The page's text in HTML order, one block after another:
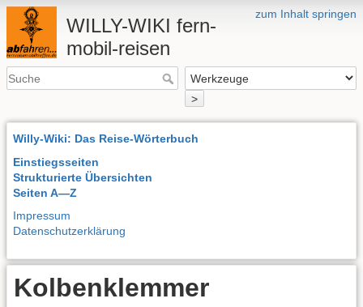
zum Inhalt springen
WILLY-WIKI fern-
mobil-reisen
>
Willy-Wiki: Das Reise-Wörterbuch
Einstiegsseiten
Strukturierte Übersichten
Seiten A—Z
Impressum
Datenschutzerklärung
Kolbenklemmer